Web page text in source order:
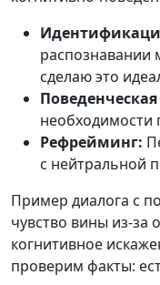
распознавании
сделаю это
необходимости
Рефрейминг:
с нейтральной
Пример диалога с
чувство вины из-за
когнитивное
проверим факты: